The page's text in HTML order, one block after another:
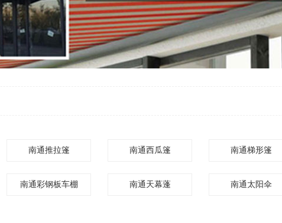
南通推拉篷 南通西瓜篷 南通梯形篷
南通彩钢板车棚 南通天幕蓬 南通太阳伞